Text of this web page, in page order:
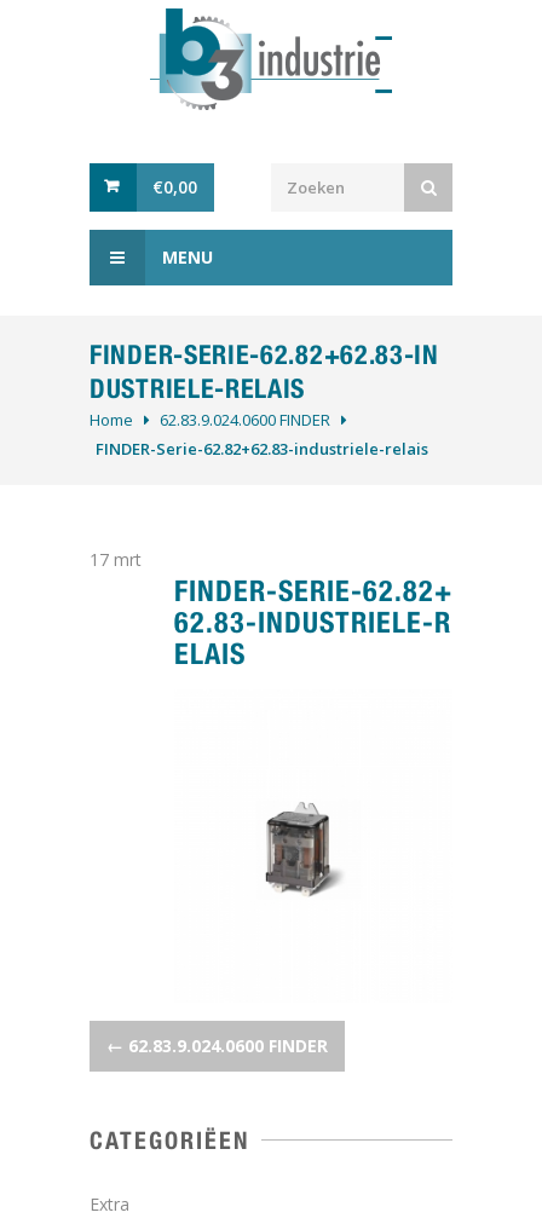
€0,00
MENU
FINDER-SERIE-62.82+62.83-IN
DUSTRIELE-RELAIS
Home
62.83.9.024.0600 FINDER
FINDER-Serie-62.82+62.83-industriele-relais
17 mrt
FINDER-SERIE-62.82+
62.83-INDUSTRIELE-R
ELAIS
POST NAVIGATION
← 62.83.9.024.0600 FINDER
CATEGORIËEN
Extra